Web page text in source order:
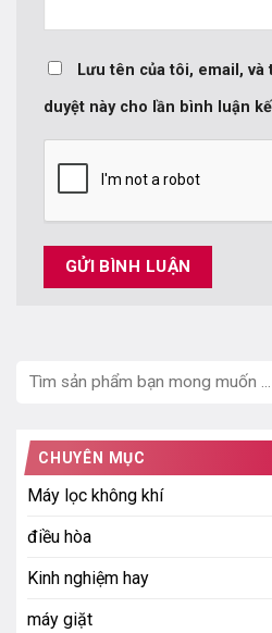
CHUYÊN MỤC
Máy lọc không khí
điều hòa
Kinh nghiệm hay
máy giặt
Lưu tên của tôi, email,
duyệt này cho lần bình luận